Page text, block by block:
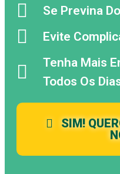
Se Previna
Evite
Tenha Mais
Todos Os
SIM!